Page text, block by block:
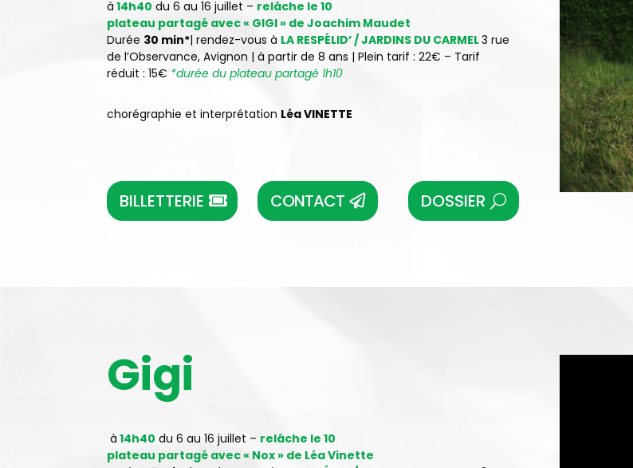
à 14h40 du 6 au 16 juillet – relâche le 10
plateau partagé avec « GIGI » de Joachim Maudet
Durée 30 min*|rendez-vous à LA RESPÉLID’ / JARDINS DU CARMEL3 rue
de l’Observance, Avignon | à partir de 8 ans | Plein tarif : 22€ – Tarif
réduit : 15€ *durée du plateau partagé 1h10
chorégraphie et interprétation Léa VINETTE
BILLETTERIE CONTACT DOSSIER
Gigi
à 14h40 du 6 au 16 juillet – relâche le 10
plateau partagé avec « Nox » de Léa Vinette